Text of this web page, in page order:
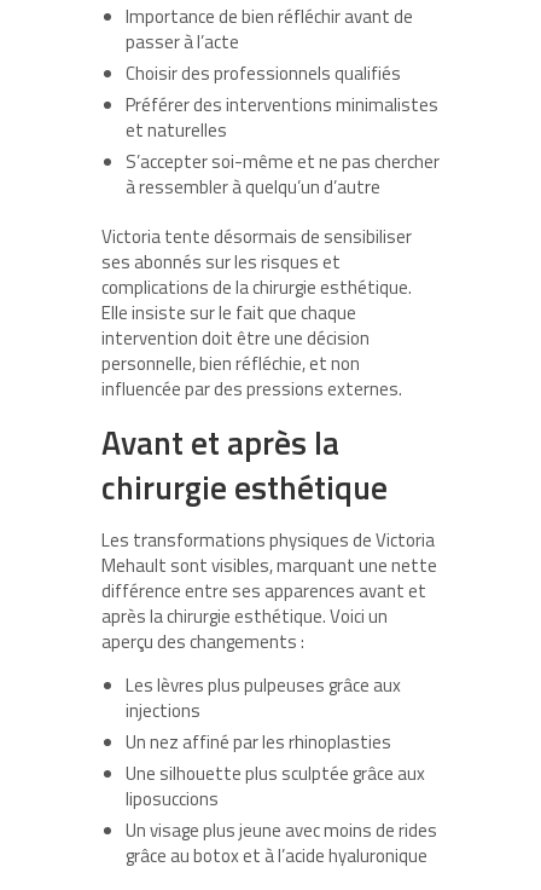
Importance de bien réfléchir avant de
passer à l’acte
Choisir des professionnels qualifiés
Préférer des interventions minimalistes
et naturelles
S’accepter soi-même et ne pas chercher
à ressembler à quelqu’un d’autre
Victoria tente désormais de sensibiliser
ses abonnés sur les risques et
complications de la chirurgie esthétique.
Elle insiste sur le fait que chaque
intervention doit être une décision
personnelle, bien réfléchie, et non
influencée par des pressions externes.
Avant et après la
chirurgie esthétique
Les transformations physiques de Victoria
Mehault sont visibles, marquant une nette
différence entre ses apparences avant et
après la chirurgie esthétique. Voici un
aperçu des changements :
Les lèvres plus pulpeuses grâce aux
injections
Un nez affiné par les rhinoplasties
Une silhouette plus sculptée grâce aux
liposuccions
Un visage plus jeune avec moins de rides
grâce au botox et à l’acide hyaluronique